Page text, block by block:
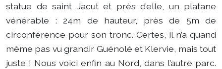
statue de saint Jacut et près d’elle, un platane
vénérable : 24m de hauteur, près de 5m de
circonférence pour son tronc. Certes, il n’a quand
même pas vu grandir Guénolé et Klervie, mais tout
juste ! Nous voici enfin au Nord, dans l’autre parc.